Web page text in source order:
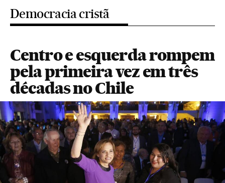
Democracia cristã
Centro e esquerda rompem
pela primeira vez em três
décadas no Chile